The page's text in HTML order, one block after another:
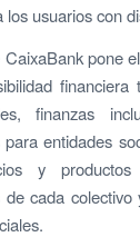
usuarios con
pone
finanzas
entidades
y
de cada